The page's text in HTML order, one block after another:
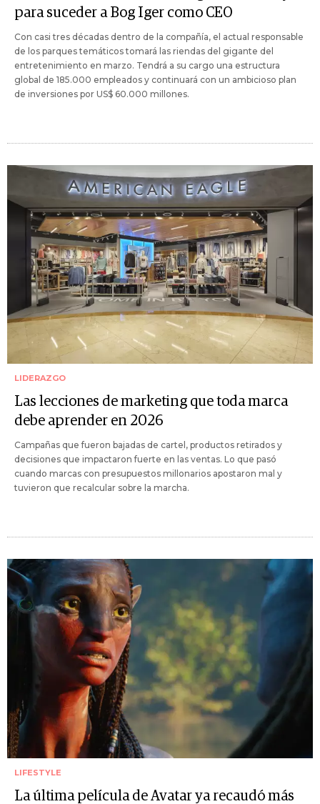
para suceder a Bog Iger como CEO
Con casi tres décadas dentro de la compañía, el actual responsable
de los parques temáticos tomará las riendas del gigante del
entretenimiento en marzo. Tendrá a su cargo una estructura
global de 185.000 empleados y continuará con un ambicioso plan
de inversiones por US$ 60.000 millones.
LIDERAZGO
Las lecciones de marketing que toda marca
debe aprender en 2026
Campañas que fueron bajadas de cartel, productos retirados y
decisiones que impactaron fuerte en las ventas. Lo que pasó
cuando marcas con presupuestos millonarios apostaron mal y
tuvieron que recalcular sobre la marcha.
LIFESTYLE
La última película de Avatar ya recaudó más